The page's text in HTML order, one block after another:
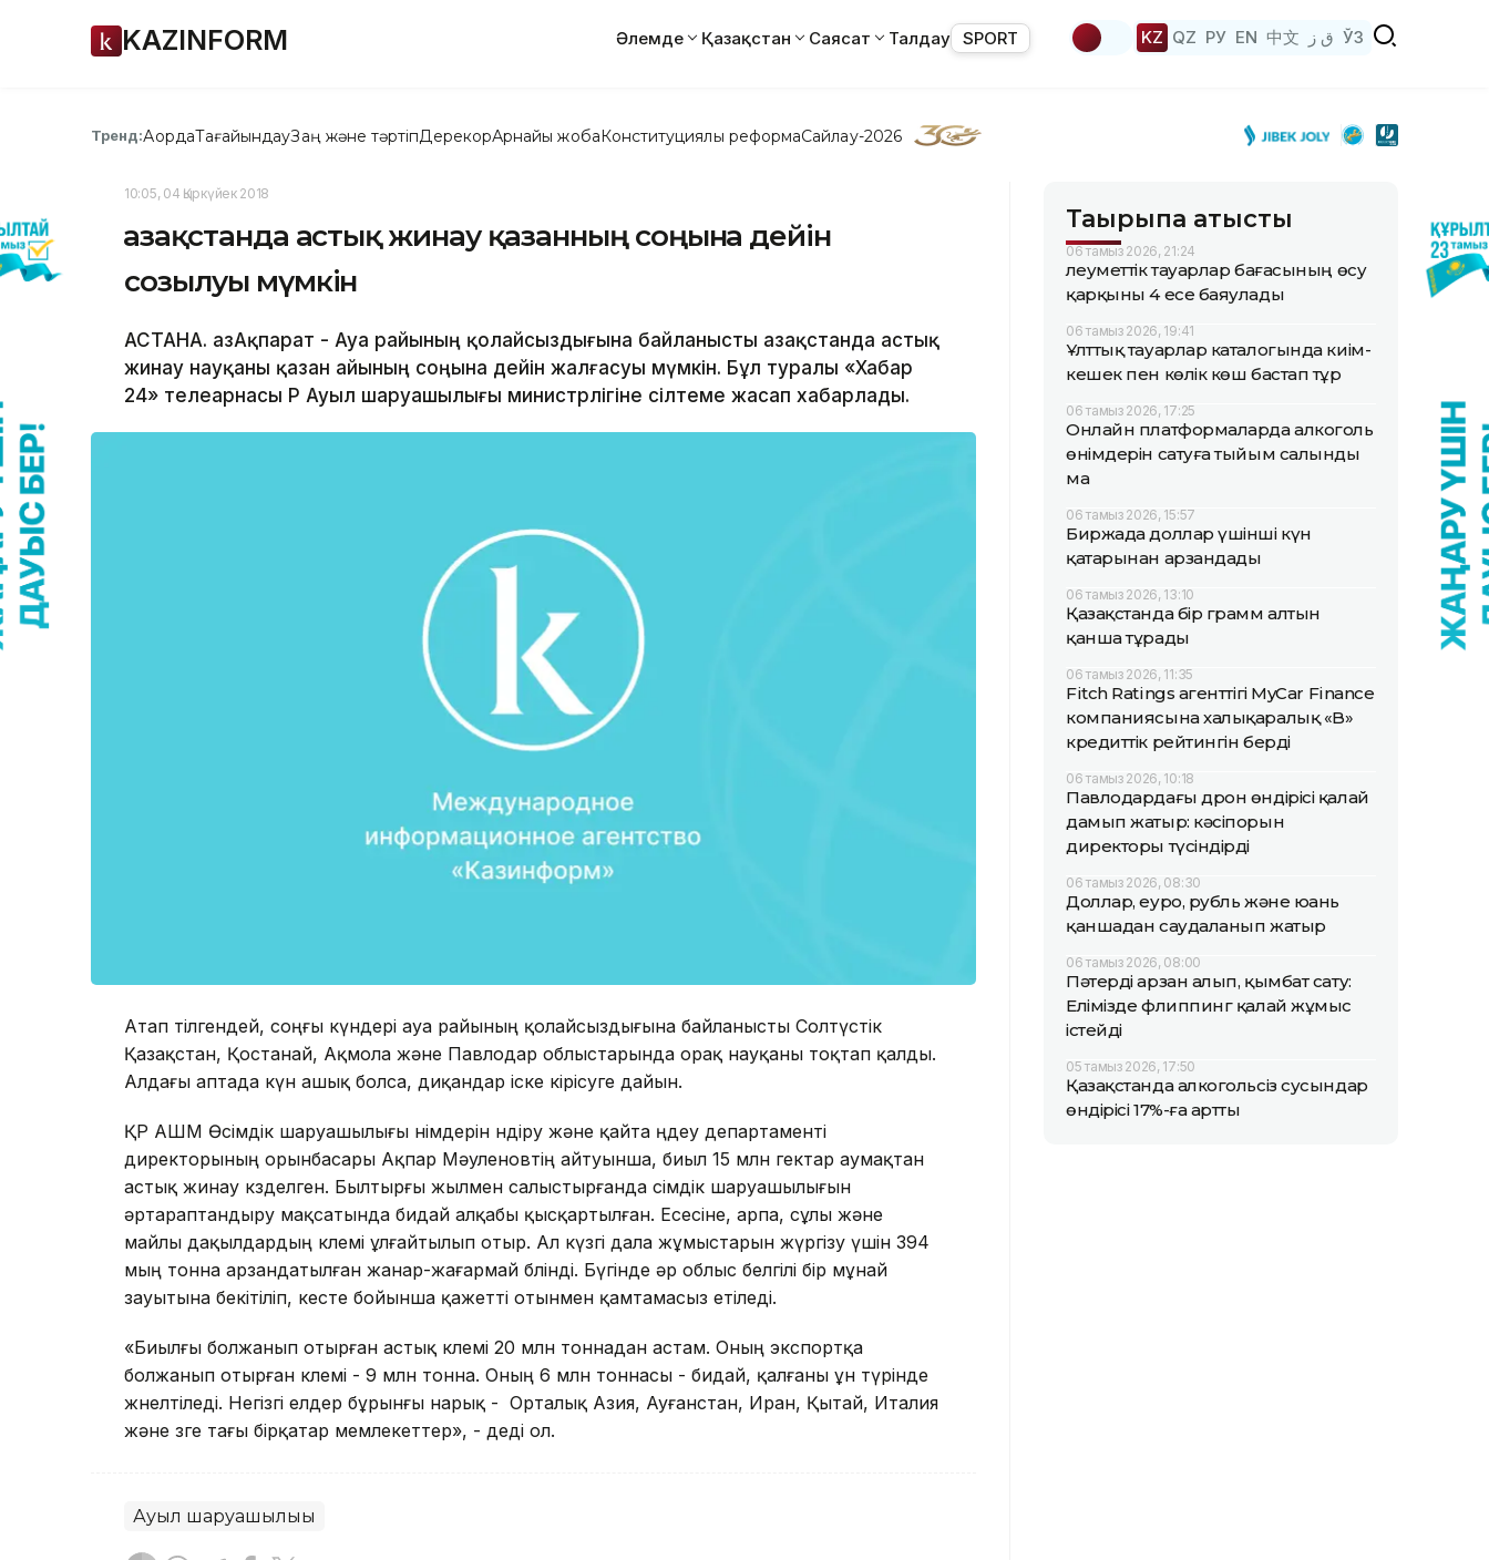
KAZINFORM Әлемде Қазақстан Саясат Талдау SPORT KZ QZ РУ EN 中文 ق ز ЎЗ
Тренд:АқордаТағайындауЗаң және тәртіпДерекқорАрнайы жобаКонституциялық реформаСайлау-2026
10:05, 04 Қыркүйек 2018
Қазақстанда астық жинау қазанның соңына дейін
созылуы мүмкін
АСТАНА. ҚазАқпарат - Ауа райының қолайсыздығына байланысты Қазақстанда астық
жинау науқаны қазан айының соңына дейін жалғасуы мүмкін. Бұл туралы «Хабар
24» телеарнасы ҚР Ауыл шаруашылығы министрлігіне сілтеме жасап хабарлады.
Атап өтілгендей, соңғы күндері ауа райының қолайсыздығына байланысты Солтүстік
Қазақстан, Қостанай, Ақмола және Павлодар облыстарында орақ науқаны тоқтап қалды.
Алдағы аптада күн ашық болса, диқандар іске кірісуге дайын.
ҚР АШМ Өсімдік шаруашылығы өнімдерін өндіру және қайта өңдеу департаменті
директорының орынбасары Ақпар Мәуленовтің айтуынша, биыл 15 млн гектар аумақтан
астық жинау көзделген. Былтырғы жылмен салыстырғанда өсімдік шаруашылығын
әртараптандыру мақсатында бидай алқабы қысқартылған. Есесіне, арпа, сұлы және
майлы дақылдардың көлемі ұлғайтылып отыр. Ал күзгі дала жұмыстарын жүргізу үшін 394
мың тонна арзандатылған жанар-жағармай бөлінді. Бүгінде әр облыс белгілі бір мұнай
зауытына бекітіліп, кесте бойынша қажетті отынмен қамтамасыз етіледі.
«Биылғы болжанып отырған астық көлемі 20 млн тоннадан астам. Оның экспортқа
болжанып отырған көлемі - 9 млн тонна. Оның 6 млн тоннасы - бидай, қалғаны ұн түрінде
жөнелтіледі. Негізгі елдер бұрынғы нарық - Орталық Азия, Ауғанстан, Иран, Қытай, Италия
және өзге тағы бірқатар мемлекеттер», - деді ол.
Ауыл шаруашылығы
Тақырыпқа қатысты
06 тамыз 2026, 21:24
Әлеуметтік тауарлар бағасының өсу
қарқыны 4 есе баяулады
06 тамыз 2026, 19:41
Ұлттық тауарлар каталогында киім-
кешек пен көлік көш бастап тұр
06 тамыз 2026, 17:25
Онлайн платформаларда алкоголь
өнімдерін сатуға тыйым салынды
ма
06 тамыз 2026, 15:57
Биржада доллар үшінші күн
қатарынан арзандады
06 тамыз 2026, 13:10
Қазақстанда бір грамм алтын
қанша тұрады
06 тамыз 2026, 11:35
Fitch Ratings агенттігі MyCar Finance
компаниясына халықаралық «B»
кредиттік рейтингін берді
06 тамыз 2026, 10:18
Павлодардағы дрон өндірісі қалай
дамып жатыр: кәсіпорын
директоры түсіндірді
06 тамыз 2026, 08:30
Доллар, еуро, рубль және юань
қаншадан саудаланып жатыр
06 тамыз 2026, 08:00
Пәтерді арзан алып, қымбат сату:
Елімізде флиппинг қалай жұмыс
істейді
05 тамыз 2026, 17:50
Қазақстанда алкогольсіз сусындар
өндірісі 17%-ға артты